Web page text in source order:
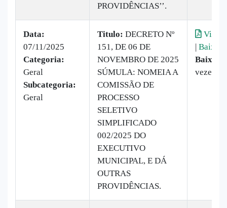
PROVIDÊNCIAS’’.
Data:
07/11/2025
Categoria:
Geral
Subcategoria:
Geral
Titulo: DECRETO Nº
151, DE 06 DE
NOVEMBRO DE 2025
SÚMULA: NOMEIA A
COMISSÃO DE
PROCESSO
SELETIVO
SIMPLIFICADO
002/2025 DO
EXECUTIVO
MUNICIPAL, E DÁ
OUTRAS
PROVIDÊNCIAS.
| Baixar
vezes